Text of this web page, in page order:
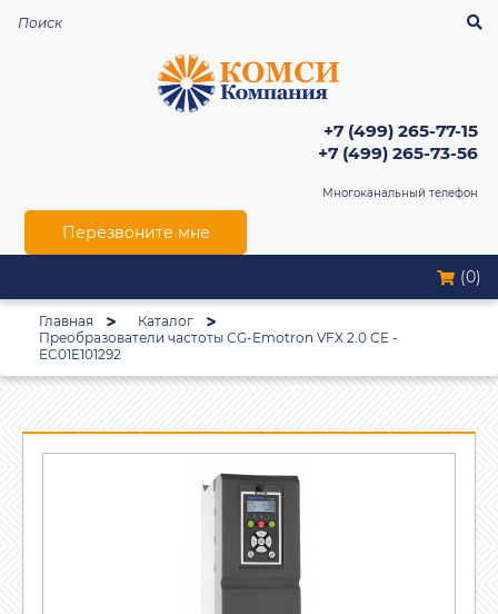
+7 (499) 265-77-15
+7 (499) 265-73-56
Многоканальный телефон
Перезвоните мне
(0)
Главная
Каталог
Преобразователи частоты CG-Emotron VFX 2.0 CE -
EC01E101292